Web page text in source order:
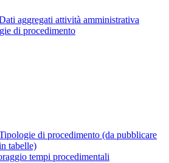
aggregati attività amministrativa
di procedimento
di procedimento (da pubblicare
tabelle)
tempi procedimentali